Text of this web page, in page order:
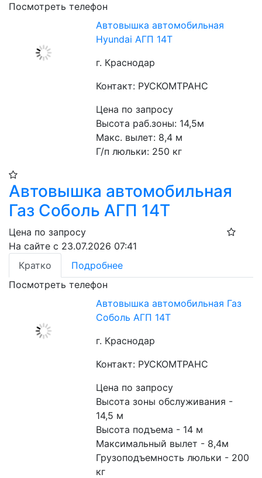
Посмотреть телефон
Автовышка автомобильная
Hyundai АГП 14Т
г. Краснодар
Контакт: РУСКОМТРАНС
Цена по запросу
Высота раб.зоны: 14,5м
Макс. вылет: 8,4 м
Г/п люльки: 250 кг
Автовышка автомобильная
Газ Соболь АГП 14Т
Цена по запросу
На сайте с 23.07.2026 07:41
Кратко
Подробнее
Посмотреть телефон
Автовышка автомобильная Газ
Соболь АГП 14Т
г. Краснодар
Контакт: РУСКОМТРАНС
Цена по запросу
Высота зоны обслуживания -
14,5 м
Высота подъема - 14 м
Максимальный вылет - 8,4м
Грузоподъемность люльки - 200
кг